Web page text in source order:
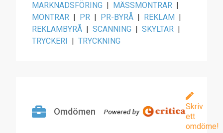
MARKNADSFÖRING | MÄSSMONTRAR |
MONTRAR | PR | PR-BYRÅ | REKLAM |
REKLAMBYRÅ | SCANNING | SKYLTAR |
TRYCKERI | TRYCKNING
Omdömen
Skriv
ett
omdöme!